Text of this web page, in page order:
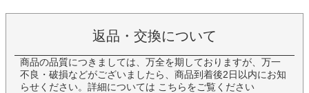
返品・交換について
商品の品質につきましては、万全を期しておりますが、万一
不良・破損などがございましたら、商品到着後2日以内にお知
らせください。詳細については こちらをご覧ください